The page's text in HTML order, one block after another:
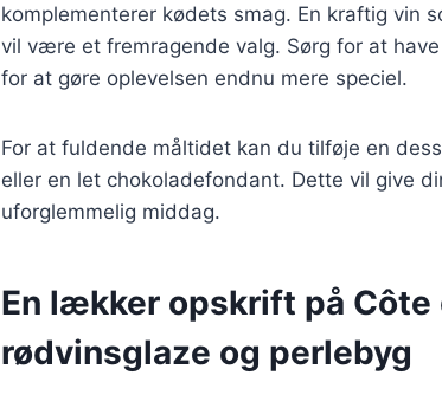
komplementerer kødets smag. En kraftig vin
vil være et fremragende valg. Sørg for at
for at gøre oplevelsen endnu mere speciel.
For at fuldende måltidet kan du tilføje en
eller en let chokoladefondant. Dette vil give
uforglemmelig middag.
En lækker opskrift på Côte
rødvinsglaze og perlebyg